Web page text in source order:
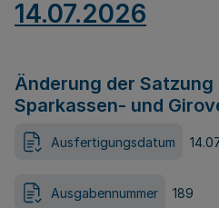
14.07.2026
Änderung der Satzung
Sparkassen- und
Ausfertigungsdatum
Ausgabennummer 189